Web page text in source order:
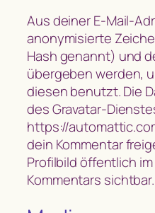
Aus deiner E-Mail-
anonymisierte
Hash genannt) und
übergeben werden,
diesen benutzt. Die
des Gravatar-
https://
dein Kommentar
Profilbild öffentlich
Kommentars sichtbar.